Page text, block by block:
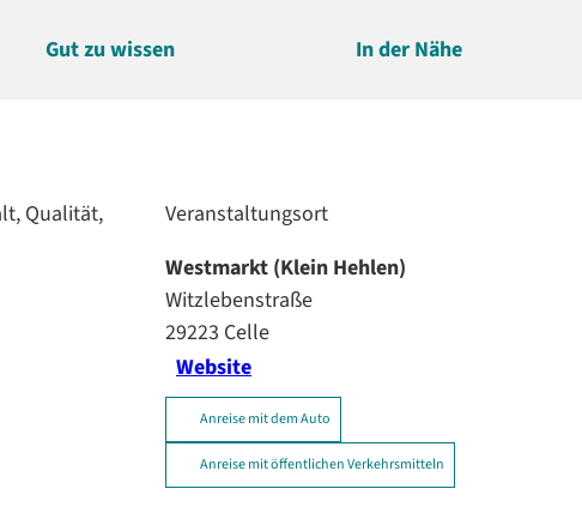
Gut zu wissen In der Nähe
Qualität,
Veranstaltungsort
Westmarkt (Klein Hehlen)
Witzlebenstraße
29223 Celle
Website
Anreise mit dem Auto
Anreise mit öffentlichen Verkehrsmitteln